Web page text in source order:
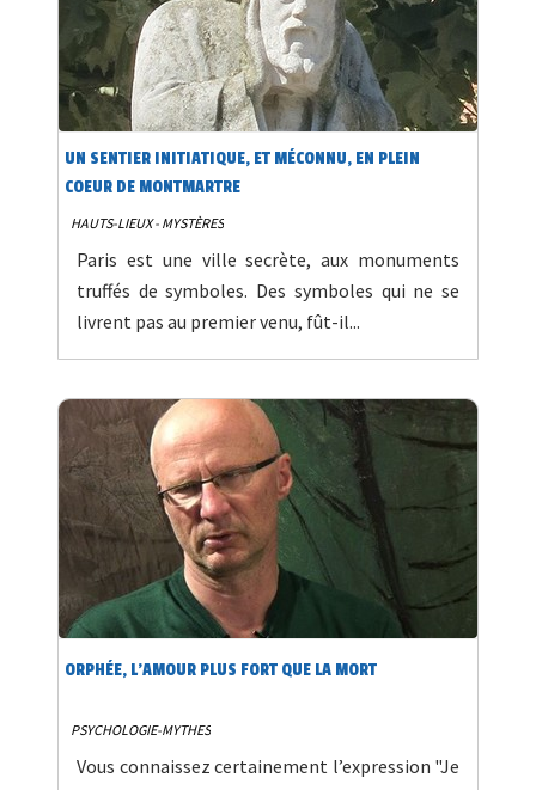
UN SENTIER INITIATIQUE, ET MÉCONNU, EN PLEIN
COEUR DE MONTMARTRE
HAUTS-LIEUX - MYSTÈRES
Paris est une ville secrète, aux monuments
truffés de symboles. Des symboles qui ne se
livrent pas au premier venu, fût-il...
ORPHÉE, L’AMOUR PLUS FORT QUE LA MORT
PSYCHOLOGIE-MYTHES
Vous connaissez certainement l’expression "Je